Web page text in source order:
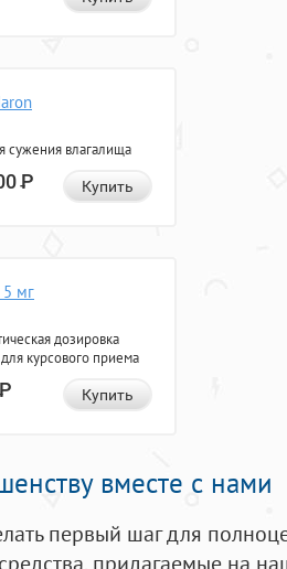
сужения влагалища
Р Купить
мг
дозировка
курсового приема
Р Купить
вместе с нами
первый шаг для